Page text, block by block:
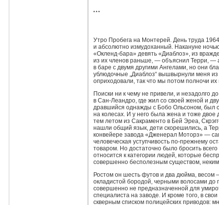
* * *
Утро Пробега на Монтерей. День труда
и абсолютно измудоханный. Накануне
«Окленд‑бара» девять «Диаблоз», из
из их членов раньше, — объяснил Терри, —
в баре с двумя другими Ангелами, но они
ублюдочные „Диаблоз“ вышвырнули меня
оприходовали, так что мы потом полночи их
Поиски ни к чему не привели, и незадолго
в Сан‑Леандро, где жил со своей женой и
дравшийся однажды с Бобо Ольсоном, был
на колесах. И у него была жена и тоже двое
тем летом из Сакраменто в Бей Эреа,
нашли общий язык, дети скорешились, а
конвейере завода «Дженерал Моторз» —
человеческая уступчивость по‑прежнему
товаром. Но достаточно было бросить
относится к категории людей, которые
совершенно бесполезным существом,
Ростом он шесть футов и два дюйма,
окладистой бородой, черными волосами
совершенно не предназначенной для
специалиста на заводе. И кроме того, в
скверным списком полицейских приводов: